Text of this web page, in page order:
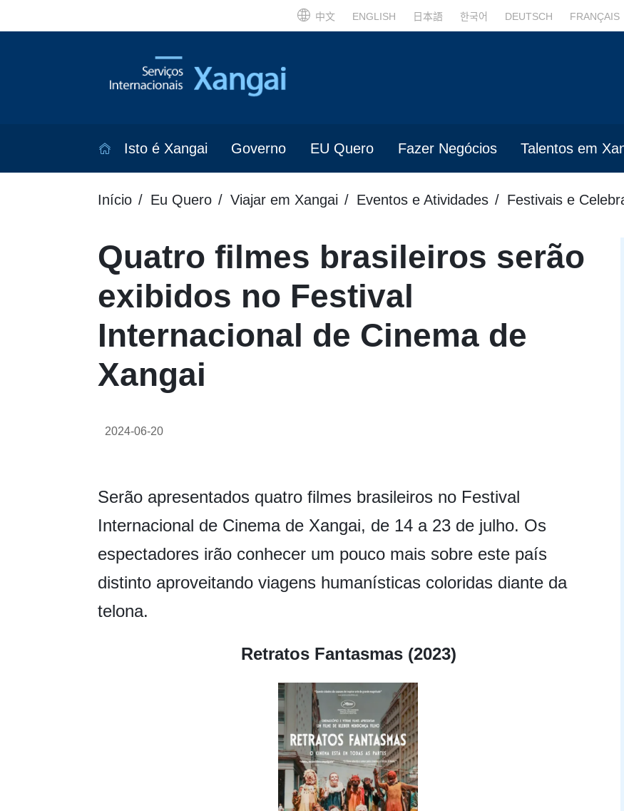
中文 ENGLISH 日本語 한국어 DEUTSCH FRANÇAIS
Isto é Xangai Governo EU Quero Fazer Negócios Talentos em
Início Eu Quero Viajar em Xangai Eventos e Atividades Festivais e
Quatro filmes brasileiros serão
exibidos no Festival
Internacional de Cinema de
Xangai
2024-06-20
Serão apresentados quatro filmes brasileiros no Festival
Internacional de Cinema de Xangai, de 14 a 23 de julho. Os
espectadores irão conhecer um pouco mais sobre este país
distinto aproveitando viagens humanísticas coloridas diante da
telona.
Retratos Fantasmas (2023)